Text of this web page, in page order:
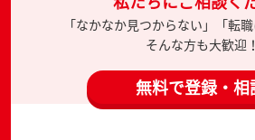
「なかなか見つからない」「転
そんな方も大歓迎！
無料で登録・相